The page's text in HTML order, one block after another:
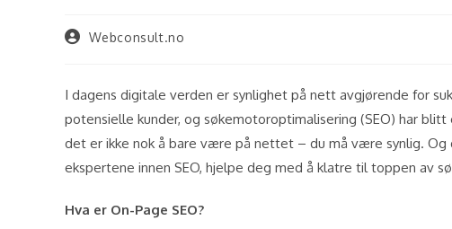
PostWebconsult.no
I dagens digitale verden er synlighet på nett avgjørende for
potensielle kunder, og søkemotoroptimalisering (SEO) har
det er ikke nok å bare være på nettet – du må være synlig. Og
ekspertene innen SEO, hjelpe deg med å klatre til toppen av
Hva er On-Page SEO?